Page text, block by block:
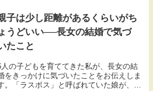
子は少し距離があるくらいがち
ょうどいい──長女の結婚で気づ
たこと
人の子どもを育ててきた私が、長女の結
をきっかけに気づいたことをお伝えしま
。「ラスボス」と呼ばれていた娘が、結